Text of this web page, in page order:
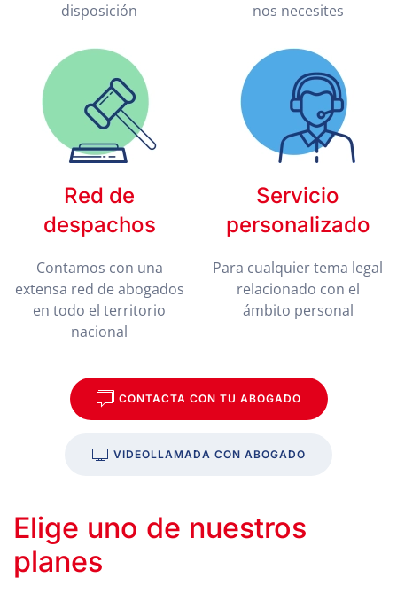
disposición
nos necesites
Red de
despachos
Contamos con una
extensa red de abogados
en todo el territorio
nacional
Servicio
personalizado
Para cualquier tema legal
relacionado con el
ámbito personal
CONTACTA CON TU ABOGADO
VIDEOLLAMADA CON ABOGADO
Elige uno de nuestros
planes